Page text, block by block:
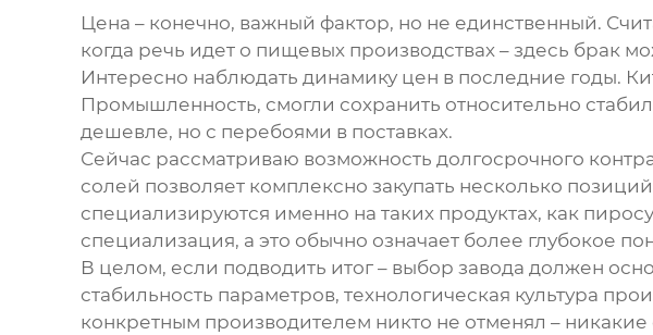
Цена – конечно, важный фактор, но не единственный.
когда речь идет о пищевых производствах – здесь брак
Интересно наблюдать динамику цен в последние годы.
Промышленность, смогли сохранить относительно
дешевле, но с перебоями в поставках.
Сейчас рассматриваю возможность долгосрочного
солей позволяет комплексно закупать несколько
специализируются именно на таких продуктах, как
специализация, а это обычно означает более глубокое
В целом, если подводить итог – выбор завода должен
стабильность параметров, технологическая культура
конкретным производителем никто не отменял –